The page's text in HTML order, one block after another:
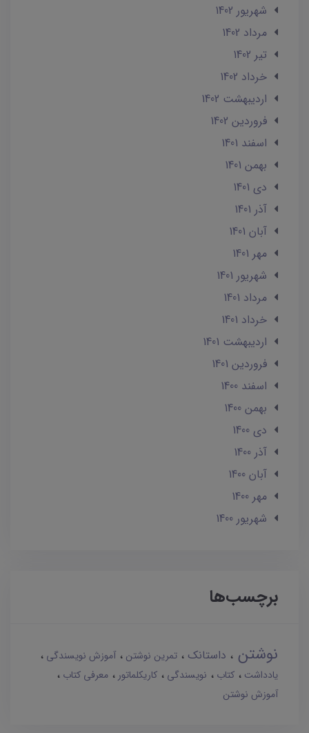
شهریور 1402
مرداد 1402
تير 1402
خرداد 1402
ارديبهشت 1402
فروردین 1402
اسفند 1401
بهمن 1401
دی 1401
آذر 1401
آبان 1401
مهر 1401
شهریور 1401
مرداد 1401
خرداد 1401
ارديبهشت 1401
فروردین 1401
اسفند 1400
بهمن 1400
دی 1400
آذر 1400
آبان 1400
مهر 1400
شهریور 1400
برچسب‌ها
نوشتن داستانک تمرین نوشتن
آموزش نویسندگی
یادداشت
کتاب نویسندگی کاریکلماتور
معرفی کتاب
آموزش نوشتن